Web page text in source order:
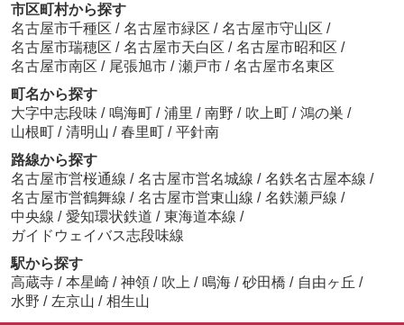
市区町村から探す
名古屋市千種区 / 名古屋市緑区 / 名古屋市守山区 /
名古屋市瑞穂区 / 名古屋市天白区 / 名古屋市昭和区 /
名古屋市南区 / 尾張旭市 / 瀬戸市 / 名古屋市名東区
町名から探す
大字中志段味 / 鳴海町 / 浦里 / 南野 / 吹上町 / 鴻の巣 /
山根町 / 清明山 / 春里町 / 平針南
路線から探す
名古屋市営桜通線 / 名古屋市営名城線 / 名鉄名古屋本線 /
名古屋市営鶴舞線 / 名古屋市営東山線 / 名鉄瀬戸線 /
中央線 / 愛知環状鉄道 / 東海道本線 /
ガイドウェイバス志段味線
駅から探す
高蔵寺 / 本星崎 / 神領 / 吹上 / 鳴海 / 砂田橋 / 自由ヶ丘 /
水野 / 左京山 / 相生山